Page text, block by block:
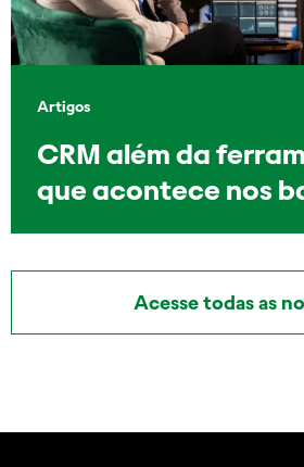
Artigos
CRM além da
que acontece nos
Acesse todas as